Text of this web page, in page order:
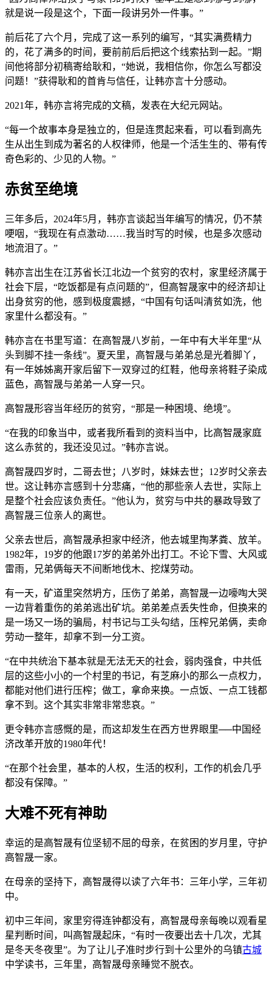
就是说一段是这个，下面一段讲另外一件事。”
前后花了六个月，完成了这一系列的编写，“其实满费精力
的，花了满多的时间，要前前后后把这个线索拈到一起。”期
间他将部分初稿寄给耿和，“她说，我相信你，你怎么写都没
问题！”获得耿和的首肯与信任，让韩亦言十分感动。
2021年，韩亦言将完成的文稿，发表在大纪元网站。
“每一个故事本身是独立的，但是连贯起来看，可以看到高先
生从出生到成为著名的人权律师，他是一个活生生的、带有传
奇色彩的、少见的人物。”
赤贫至绝境
三年多后，2024年5月，韩亦言谈起当年编写的情况，仍不禁
哽咽，“我现在有点激动……我当时写的时候，也是多次感动
地流泪了。”
韩亦言出生在江苏省长江北边一个贫穷的农村，家里经济属于
社会下层，“吃饭都是有点问题的”，但高智晟家中的经济却让
出身贫穷的他，感到极度震撼，“中国有句话叫清贫如洗，他
家里什么都没有。”
韩亦言在书里写道：在高智晟八岁前，一年中有大半年里“从
头到脚不挂一条线”。夏天里，高智晟与弟弟总是光着脚丫，
有一年姊姊离开家后留下一双穿过的红鞋，他母亲将鞋子染成
蓝色，高智晟与弟弟一人穿一只。
高智晟形容当年经历的贫穷，“那是一种困境、绝境”。
“在我的印象当中，或者我所看到的资料当中，比高智晟家庭
这么赤贫的，我还没见过。”韩亦言说。
高智晟四岁时，二哥去世；八岁时，妹妹去世；12岁时父亲去
世。这让韩亦言感到十分悲痛，“他的那些亲人去世，实际上
是整个社会应该负责任。”他认为，贫穷与中共的暴政导致了
高智晟三位亲人的离世。
父亲去世后，高智晟承担家中经济，他去城里掏茅粪、放羊。
1982年，19岁的他跟17岁的弟弟外出打工。不论下雪、大风或
雷雨，兄弟俩每天不间断地伐木、挖煤劳动。
有一天，矿道里突然坍方，压伤了弟弟，高智晟一边嚎啕大哭
一边背着重伤的弟弟逃出矿坑。弟弟差点丢失性命，但换来的
是一场又一场的骗局，村书记与工头勾结，压榨兄弟俩，卖命
劳动一整年，却拿不到一分工资。
“在中共统治下基本就是无法无天的社会，弱肉强食，中共低
层的这些小小的一个村里的书记，有芝麻小的那么一点权力，
都能对他们进行压榨；做工，拿命来换。一点饭、一点工钱都
拿不到。这个其实非常非常悲哀。”
更令韩亦言感慨的是，而这却发生在西方世界眼里──中国经
济改革开放的1980年代！
“在那个社会里，基本的人权，生活的权利，工作的机会几乎
都没有保障。”
大难不死有神助
幸运的是高智晟有位坚韧不屈的母亲，在贫困的岁月里，守护
高智晟一家。
在母亲的坚持下，高智晟得以读了六年书：三年小学，三年初
中。
初中三年间，家里穷得连钟都没有，高智晟母亲每晚以观看星
星判断时间，叫高智晟起床，“有时一夜要出去十几次，尤其
是冬天冬夜里”。为了让儿子准时步行到十公里外的乌镇古城
中学读书，三年里，高智晟母亲睡觉不脱衣。